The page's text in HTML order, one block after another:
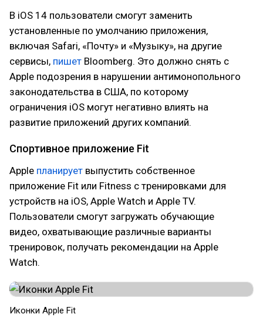
В iOS 14 пользователи смогут заменить
установленные по умолчанию приложения,
включая Safari, «Почту» и «Музыку», на другие
сервисы, пишет Bloomberg. Это должно снять с
Apple подозрения в нарушении антимонопольного
законодательства в США, по которому
ограничения iOS могут негативно влиять на
развитие приложений других компаний.
Спортивное приложение Fit
Apple планирует выпустить собственное
приложение Fit или Fitness с тренировками для
устройств на iOS, Apple Watch и Apple TV.
Пользователи смогут загружать обучающие
видео, охватывающие различные варианты
тренировок, получать рекомендации на Apple
Watch.
Иконки Apple Fit